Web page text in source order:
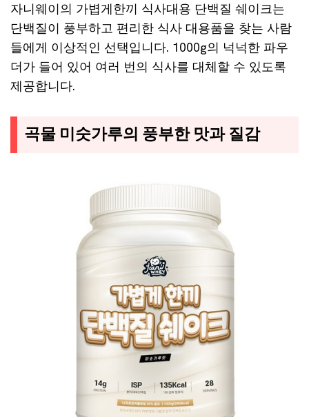
자니웨이의 가볍게한끼 식사대용 단백질 쉐이크는
단백질이 풍부하고 편리한 식사 대용품을 찾는 사람
들에게 이상적인 선택입니다. 1000g의 넉넉한 파우
더가 들어 있어 여러 번의 식사를 대체할 수 있도록
제공합니다.
곡물 미숫가루의 풍부한 맛과 질감